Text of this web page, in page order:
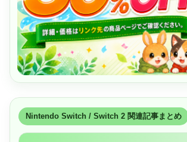
Nintendo Switch / Switch 2 関連記事まとめ